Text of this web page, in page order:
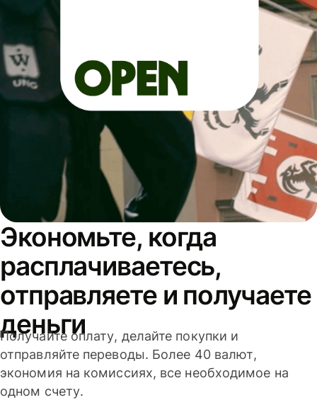
Экономьте, когда
расплачиваетесь,
отправляете и получаете
деньги
Получайте оплату, делайте покупки и
отправляйте переводы. Более 40 валют,
экономия на комиссиях, все необходимое на
одном счету.